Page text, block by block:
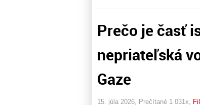
Prečo je časť
nepriateľská
Gaze
15. júla 2026, Prečítané 1 031x,